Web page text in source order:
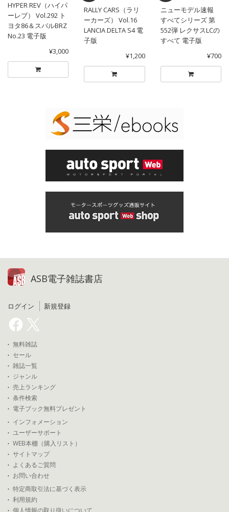
HYPER REV（ハイパ
ーレブ） Vol.292 ト
ヨタ86＆スバルBRZ
No.23 電子版
¥3,000
RALLY CARS（ラリ
ーカーズ） Vol.16
LANCIA DELTA S4 電
子版
¥1,200
ニューモデル速報
すべてシリーズ 第
552弾 レクサスLCの
すべて 電子版
¥700
ASB電子雑誌書店
ログイン 新規登録
無料雑誌
セール
雑誌一覧
ジャンル
売上ランキング
条件検索
電子ブック無料プレゼント
インフォメーション
ユーザーサポート
WEB本棚（購入リスト）
サイトマップ
よくあるご質問
お問い合わせ
特定商取引法に基づく表示
利用規約